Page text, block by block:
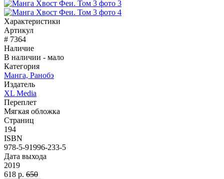
Характеристики
Артикул
# 7364
Наличие
В наличии - мало
Категория
Манга, Ранобэ
Издатель
XL Media
Переплет
Мягкая обложка
Страниц
194
ISBN
978-5-91996-233-5
Дата выхода
2019
618 р. 650